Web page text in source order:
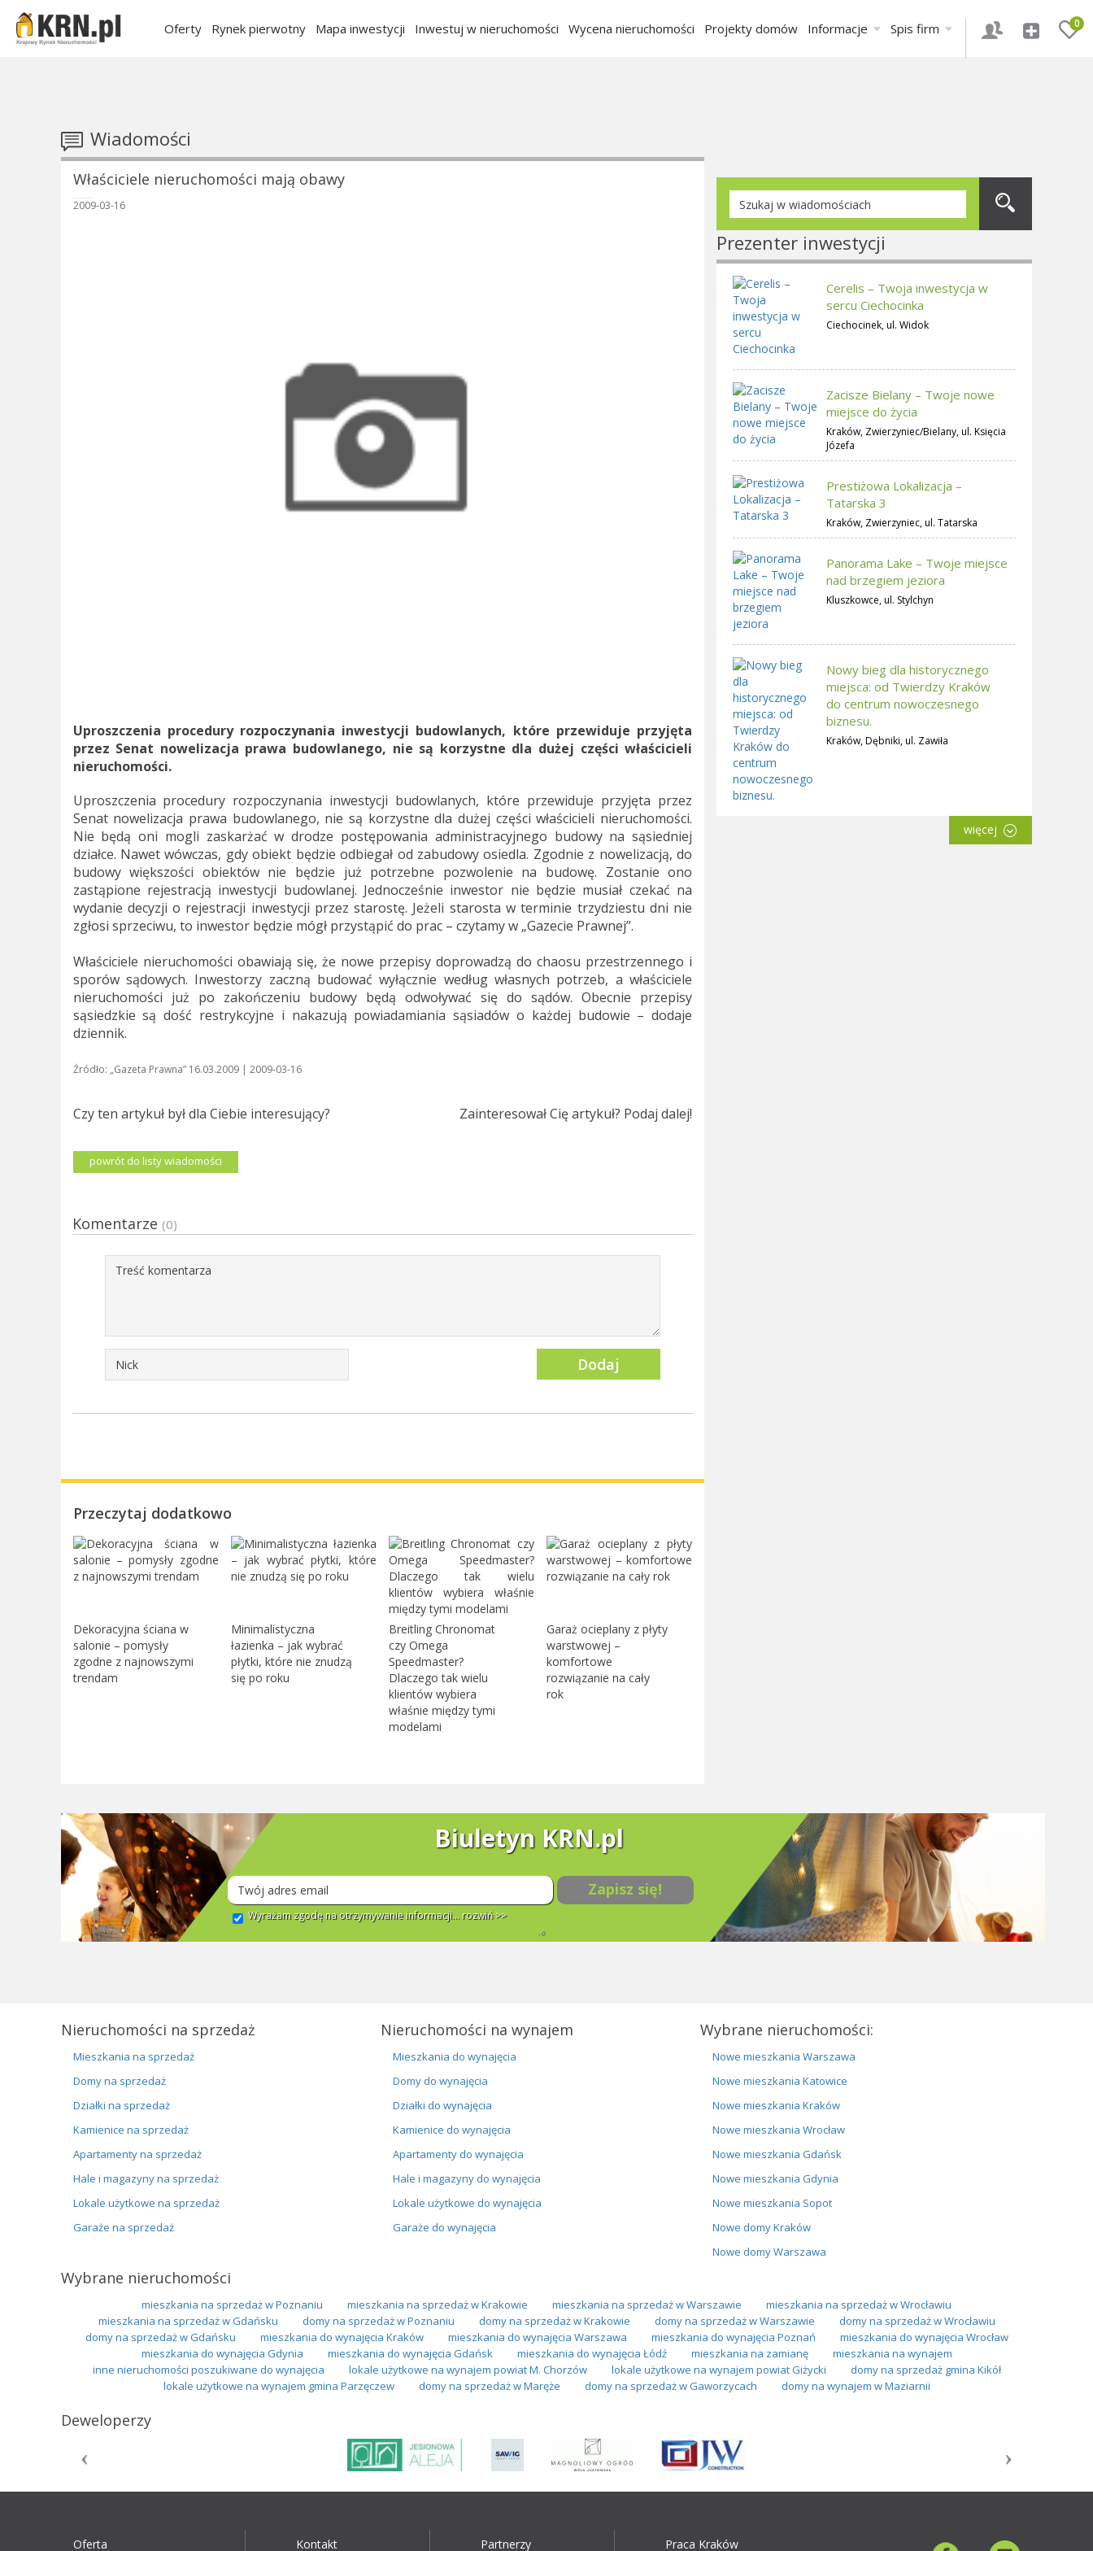
0
Oferty Rynek pierwotny Mapa inwestycji Inwestuj w nieruchomości Wycena nieruchomości Projekty domów Informacje Spis firm
Wiadomości
Właściciele nieruchomości mają obawy
2009-03-16
Uproszczenia procedury rozpoczynania inwestycji budowlanych, które przewiduje przyjęta
przez Senat nowelizacja prawa budowlanego, nie są korzystne dla dużej części właścicieli
nieruchomości.
Uproszczenia procedury rozpoczynania inwestycji budowlanych, które przewiduje przyjęta przez
Senat nowelizacja prawa budowlanego, nie są korzystne dla dużej części właścicieli nieruchomości.
Nie będą oni mogli zaskarżać w drodze postępowania administracyjnego budowy na sąsiedniej
działce. Nawet wówczas, gdy obiekt będzie odbiegał od zabudowy osiedla. Zgodnie z nowelizacją, do
budowy większości obiektów nie będzie już potrzebne pozwolenie na budowę. Zostanie ono
zastąpione rejestracją inwestycji budowlanej. Jednocześnie inwestor nie będzie musiał czekać na
wydanie decyzji o rejestracji inwestycji przez starostę. Jeżeli starosta w terminie trzydziestu dni nie
zgłosi sprzeciwu, to inwestor będzie mógł przystąpić do prac – czytamy w „Gazecie Prawnej”.
Właściciele nieruchomości obawiają się, że nowe przepisy doprowadzą do chaosu przestrzennego i
sporów sądowych. Inwestorzy zaczną budować wyłącznie według własnych potrzeb, a właściciele
nieruchomości już po zakończeniu budowy będą odwoływać się do sądów. Obecnie przepisy
sąsiedzkie są dość restrykcyjne i nakazują powiadamiania sąsiadów o każdej budowie – dodaje
dziennik.
Źródło: „Gazeta Prawna” 16.03.2009 | 2009-03-16
Czy ten artykuł był dla Ciebie interesujący? Zainteresował Cię artykuł? Podaj dalej!
powrót do listy wiadomości
Komentarze (0)
Dodaj
Przeczytaj dodatkowo
Dekoracyjna ściana w
salonie – pomysły
zgodne z najnowszymi
trendam
Minimalistyczna
łazienka – jak wybrać
płytki, które nie znudzą
się po roku
Breitling Chronomat
czy Omega
Speedmaster?
Dlaczego tak wielu
klientów wybiera
właśnie między tymi
modelami
Garaż ocieplany z płyty
warstwowej –
komfortowe
rozwiązanie na cały
rok
Prezenter inwestycji
Cerelis – Twoja inwestycja w
sercu Ciechocinka
Ciechocinek, ul. Widok
Zacisze Bielany – Twoje nowe
miejsce do życia
Kraków, Zwierzyniec/Bielany, ul. Księcia
Józefa
Prestiżowa Lokalizacja –
Tatarska 3
Kraków, Zwierzyniec, ul. Tatarska
Panorama Lake – Twoje miejsce
nad brzegiem jeziora
Kluszkowce, ul. Stylchyn
Nowy bieg dla historycznego
miejsca: od Twierdzy Kraków
do centrum nowoczesnego
biznesu.
Kraków, Dębniki, ul. Zawiła
więcej
Biuletyn KRN.pl
Zapisz się!
Wyrażam zgodę na otrzymywanie informacji... rozwiń >>
Nieruchomości na sprzedaż
Mieszkania na sprzedaż
Domy na sprzedaż
Działki na sprzedaż
Kamienice na sprzedaż
Apartamenty na sprzedaż
Hale i magazyny na sprzedaż
Lokale użytkowe na sprzedaż
Garaże na sprzedaż
Nieruchomości na wynajem
Mieszkania do wynajęcia
Domy do wynajęcia
Działki do wynajęcia
Kamienice do wynajęcia
Apartamenty do wynajęcia
Hale i magazyny do wynajęcia
Lokale użytkowe do wynajęcia
Garaże do wynajęcia
Wybrane nieruchomości:
Nowe mieszkania Warszawa
Nowe mieszkania Katowice
Nowe mieszkania Kraków
Nowe mieszkania Wrocław
Nowe mieszkania Gdańsk
Nowe mieszkania Gdynia
Nowe mieszkania Sopot
Nowe domy Kraków
Nowe domy Warszawa
Wybrane nieruchomości
mieszkania na sprzedaż w Poznaniu mieszkania na sprzedaż w Krakowie mieszkania na sprzedaż w Warszawie
mieszkania na sprzedaż w Wrocławiu
mieszkania na sprzedaż w Gdańsku
domy na sprzedaż w Poznaniu domy na sprzedaż w Krakowie domy na sprzedaż w Warszawie
domy na sprzedaż w Wrocławiu
domy na sprzedaż w Gdańsku
mieszkania do wynajęcia Kraków mieszkania do wynajęcia Warszawa mieszkania do wynajęcia Poznań
mieszkania do wynajęcia Wrocław
mieszkania do wynajęcia Gdynia
mieszkania do wynajęcia Gdańsk mieszkania do wynajęcia Łódź mieszkania na zamianę
mieszkania na wynajem
inne nieruchomości poszukiwane do wynajęcia
lokale użytkowe na wynajem powiat M. Chorzów lokale użytkowe na wynajem powiat Giżycki
domy na sprzedaż gmina Kikół
lokale użytkowe na wynajem gmina Parzęczew
domy na sprzedaż w Maręże domy na sprzedaż w Gaworzycach domy na wynajem w Maziarnii
Deweloperzy
Oferta Kontakt Partnerzy Praca Kraków